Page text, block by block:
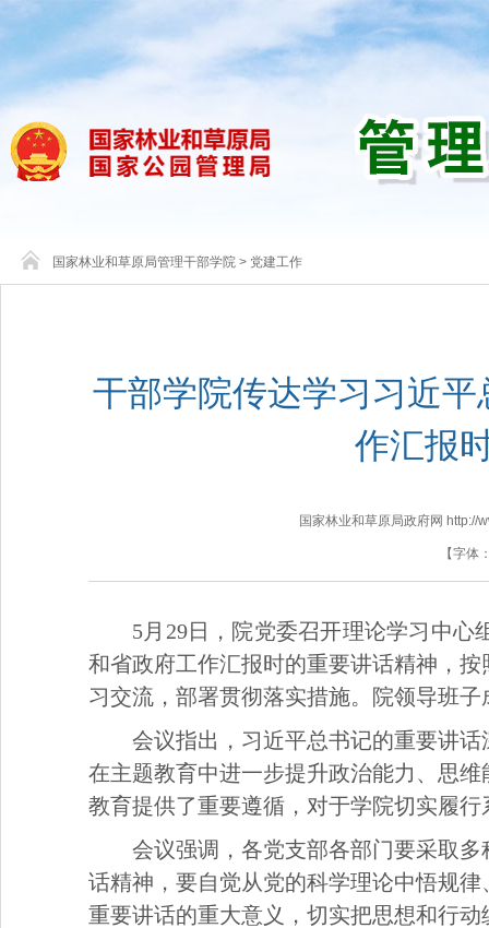
国家林业和草原局管理干部学院 > 党建工作
干部学院传达学习习近
作汇报
国家林业和草原局政府网 http://
【字体
5月29日，院党委召开理论学习中
和省政府工作汇报时的重要讲话精神，
习交流，部署贯彻落实措施。院领导班
会议指出，习近平总书记的重要讲
在主题教育中进一步提升政治能力、思
教育提供了重要遵循，对于学院切实履
会议强调，各党支部各部门要采取
话精神，要自觉从党的科学理论中悟规
重要讲话的重大意义，切实把思想和行